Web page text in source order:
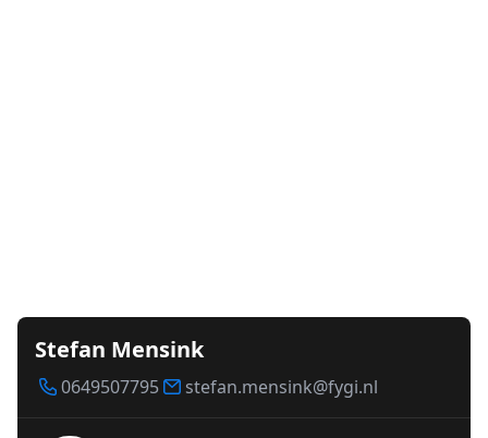
Stefan Mensink
0649507795 stefan.mensink@fygi.nl